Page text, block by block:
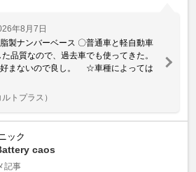
年8月7日
製ナンバーベース 〇普通車と軽自動車
質なので、過去車でも使ってきた。
まないので良し。 ☆車種によっては
トプラス）
ック
caos
記事